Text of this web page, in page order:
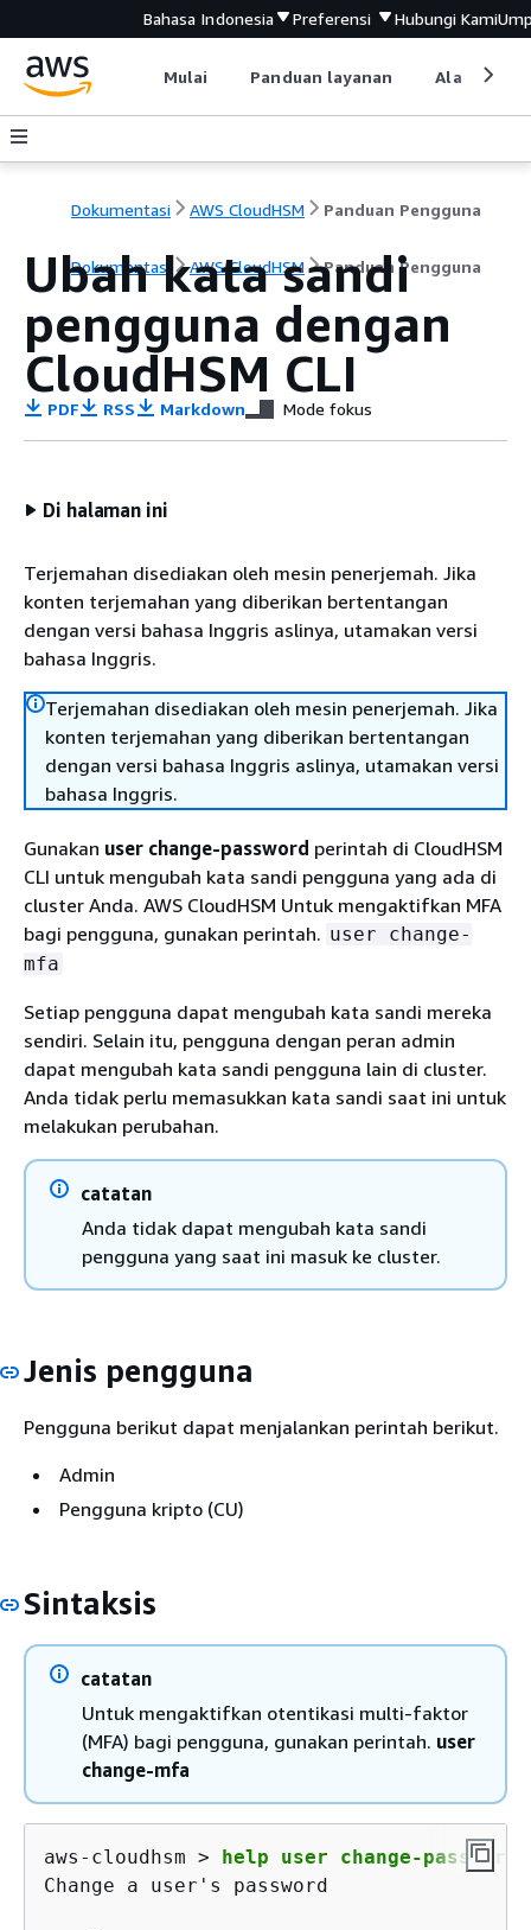
Bahasa Indonesia Preferensi Hubungi Kami
Mulai Panduan layanan Alat
Dokumentasi AWS CloudHSM Panduan Pengguna
Dokumentasi AWS CloudHSM Panduan Pengguna
Ubah kata sandi
pengguna dengan
CloudHSM CLI
PDF RSS Markdown Mode fokus
Di halaman ini
Terjemahan disediakan oleh mesin penerjemah. Jika
konten terjemahan yang diberikan bertentangan
dengan versi bahasa Inggris aslinya, utamakan versi
bahasa Inggris.
Terjemahan disediakan oleh mesin penerjemah. Jika
konten terjemahan yang diberikan bertentangan
dengan versi bahasa Inggris aslinya, utamakan versi
bahasa Inggris.
Gunakan user change-password perintah di CloudHSM
CLI untuk mengubah kata sandi pengguna yang ada di
cluster Anda. AWS CloudHSM Untuk mengaktifkan MFA
bagi pengguna, gunakan perintah. user change-
mfa
Setiap pengguna dapat mengubah kata sandi mereka
sendiri. Selain itu, pengguna dengan peran admin
dapat mengubah kata sandi pengguna lain di cluster.
Anda tidak perlu memasukkan kata sandi saat ini untuk
melakukan perubahan.
catatan
Anda tidak dapat mengubah kata sandi
pengguna yang saat ini masuk ke cluster.
Jenis pengguna
Pengguna berikut dapat menjalankan perintah berikut.
Admin
Pengguna kripto (CU)
Sintaksis
catatan
Untuk mengaktifkan otentikasi multi-faktor
(MFA) bagi pengguna, gunakan perintah. user
change-mfa
aws-cloudhsm > help user change-password
Change a user's password